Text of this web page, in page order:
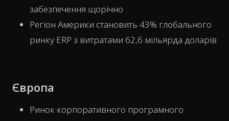
забезпечення щорічно
Регіон Америки становить 43% глобального
ринку ERP з витратами 62,6 мільярда доларів
Європа
Ринок корпоративного програмного